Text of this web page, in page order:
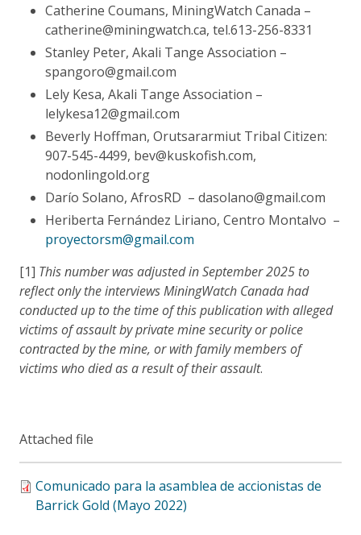
Catherine Coumans, MiningWatch Canada –
catherine@miningwatch.ca, tel.613-256-8331
Stanley Peter, Akali Tange Association –
spangoro@gmail.com
Lely Kesa, Akali Tange Association –
lelykesa12@gmail.com
Beverly Hoffman, Orutsararmiut Tribal Citizen:
907-545-4499, bev@kuskofish.com,
nodonlingold.org
Darío Solano, AfrosRD – dasolano@gmail.com
Heriberta Fernández Liriano, Centro Montalvo –
proyectorsm@gmail.com
[1] This number was adjusted in September 2025 to
reflect only the interviews MiningWatch Canada had
conducted up to the time of this publication with alleged
victims of assault by private mine security or police
contracted by the mine, or with family members of
victims who died as a result of their assault.
Attached file
Comunicado para la asamblea de accionistas de
Barrick Gold (Mayo 2022)